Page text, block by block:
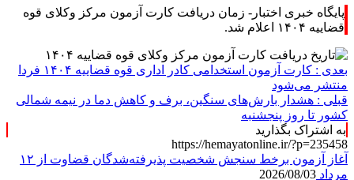
پایگاه خبری اختبار- زمان دریافت کارت آزمون مرکز وکلای قوه
قضاییه ۱۴۰۴ اعلام شد.
بعدی :
کارت آزمون استخدامی کادر اداری قوه قضاییه ۱۴۰۴ فردا
منتشر می‌شود
قبلی : هشدار بارش‌های سنگین، برف و کاهش دما در نیمه شمالی
کشور تا روز پنجشنبه
به اشتراک بگذارید
https://hemayatonline.ir/?p=235458
آغاز آزمون برخط سنجش شخصیت پذیرفته‌شدگان قضاوت از ۱۲
مرداد 2026/08/03